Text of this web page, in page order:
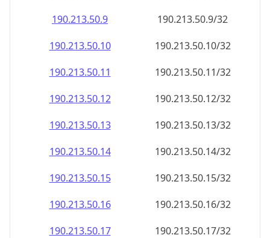
190.213.50.9
190.213.50.9/32
190.213.50.10
190.213.50.10/32
190.213.50.11
190.213.50.11/32
190.213.50.12
190.213.50.12/32
190.213.50.13
190.213.50.13/32
190.213.50.14
190.213.50.14/32
190.213.50.15
190.213.50.15/32
190.213.50.16
190.213.50.16/32
190.213.50.17
190.213.50.17/32